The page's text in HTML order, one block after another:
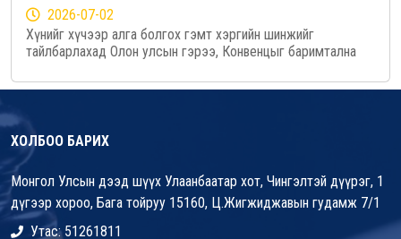
2026-07-02
Хүнийг хүчээр алга болгох гэмт хэргийн шинжийг
тайлбарлахад Олон улсын гэрээ, Конвенцыг баримтална
ХОЛБОО БАРИХ
Монгол Улсын дээд шүүх Улаанбаатар хот, Чингэлтэй дүүрэг, 1
дүгээр хороо, Бага тойруу 15160, Ц.Жигжиджавын гудамж 7/1
Утас: 51261811